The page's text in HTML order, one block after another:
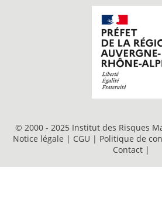
© 2000 - 2025 Institut des Risques
Notice légale | CGU | Politique de
Contact |